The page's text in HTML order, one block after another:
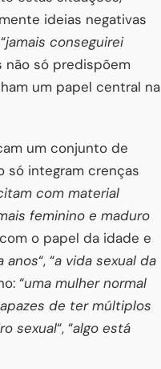
ideias negativas
jamais conseguirei
não só predispõem
um papel central na
um conjunto de
só integram crenças
com material
feminino e maduro
o papel da idade e
anos“, “a vida sexual da
“uma mulher normal
de ter múltiplos
sexual“, “algo está